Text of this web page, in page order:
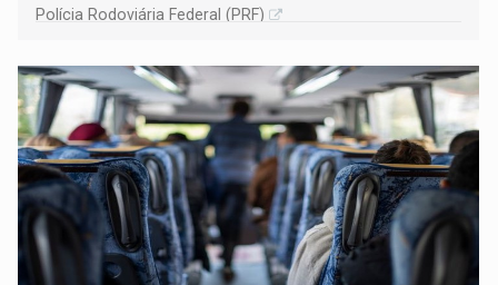
Polícia Rodoviária Federal (PRF)